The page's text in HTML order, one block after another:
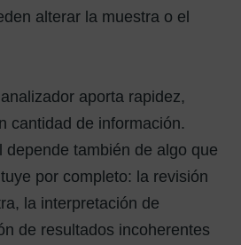
alterar la muestra o el
aporta rapidez,
cantidad de información.
depende también de algo que
por completo: la revisión
la interpretación de
de resultados incoherentes